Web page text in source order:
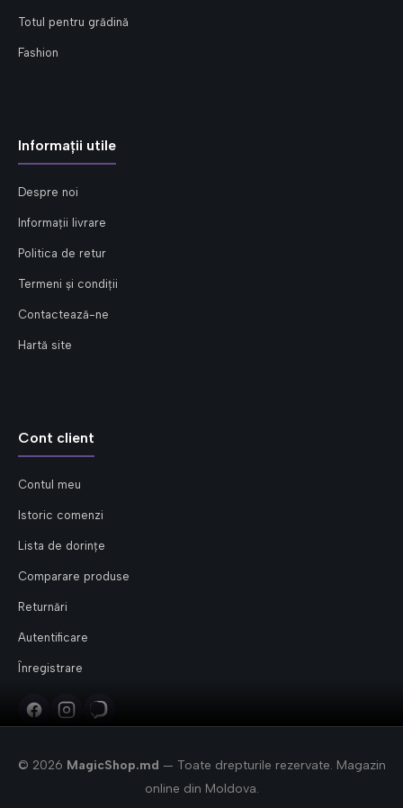
Totul pentru grădină
Fashion
Informații utile
Despre noi
Informații livrare
Politica de retur
Termeni și condiții
Contactează-ne
Hartă site
Cont client
Contul meu
Istoric comenzi
Lista de dorințe
Comparare produse
Returnări
Autentificare
Înregistrare
© 2026 MagicShop.md — Toate drepturile rezervate. Magazin
online din Moldova.